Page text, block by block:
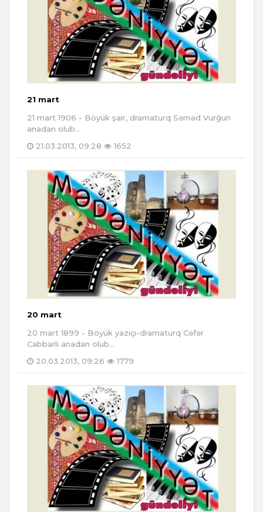
21 mart
21 mart 1906 - Böyük şair, dramaturq Səməd Vurğun
anadan olub...
21.03.2013, 09:28
1652
20 mart
20 mart 1899 - Böyük yazıçı-dramaturq Cəfər
Cabbarlı anadan olub...
20.03.2013, 09:26
1779